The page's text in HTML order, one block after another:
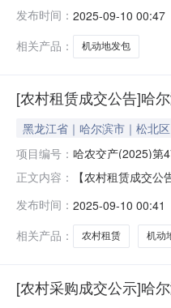
方名称张俊涛转让
发布时间： 2025-09-10 00:47
相关产品：
机动地发包
[农村租赁成交公告]哈
黑龙江省｜哈尔滨市｜松北区
项目编号： 哈农交产(2025)第
正文内容：
【农村租赁成交
名称：哈尔滨市松
（亩）发包年限（
发布时间： 2025-09-10 00:41
相关产品：
农村租赁 机动
[农村采购成交公示]哈